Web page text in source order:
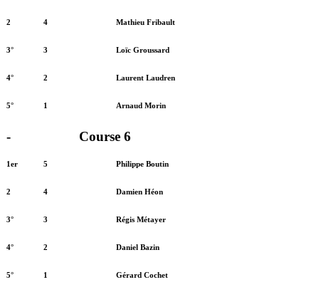
2 4 Mathieu Fribault
3° 3 Loïc Groussard
4° 2 Laurent Laudren
5° 1 Arnaud Morin
- Course 6
1er 5 Philippe Boutin
2 4 Damien Héon
3° 3 Régis Métayer
4° 2 Daniel Bazin
5° 1 Gérard Cochet